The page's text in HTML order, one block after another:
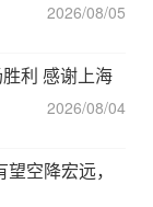
2026/08/05
利 感谢上海
2026/08/04
空降宏远，